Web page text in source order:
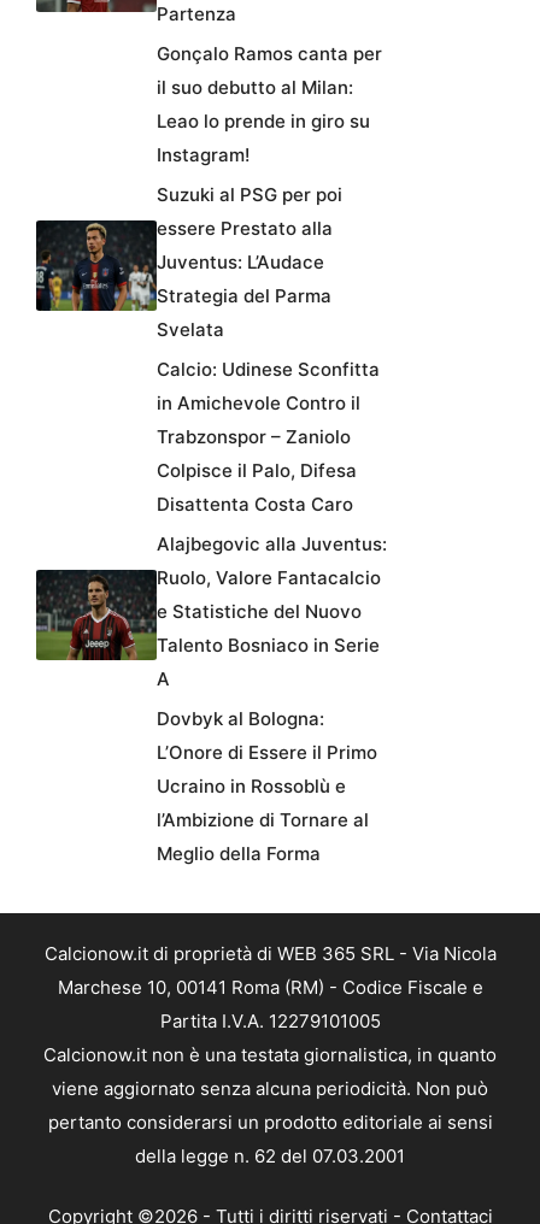
Partenza
Gonçalo Ramos canta per
il suo debutto al Milan:
Leao lo prende in giro su
Instagram!
Suzuki al PSG per poi
essere Prestato alla
Juventus: L’Audace
Strategia del Parma
Svelata
Calcio: Udinese Sconfitta
in Amichevole Contro il
Trabzonspor – Zaniolo
Colpisce il Palo, Difesa
Disattenta Costa Caro
Alajbegovic alla Juventus:
Ruolo, Valore Fantacalcio
e Statistiche del Nuovo
Talento Bosniaco in Serie
A
Dovbyk al Bologna:
L’Onore di Essere il Primo
Ucraino in Rossoblù e
l’Ambizione di Tornare al
Meglio della Forma
Calcionow.it di proprietà di WEB 365 SRL - Via Nicola
Marchese 10, 00141 Roma (RM) - Codice Fiscale e
Partita I.V.A. 12279101005
Calcionow.it non è una testata giornalistica, in quanto
viene aggiornato senza alcuna periodicità. Non può
pertanto considerarsi un prodotto editoriale ai sensi
della legge n. 62 del 07.03.2001
Copyright ©2026 - Tutti i diritti riservati - Contattaci